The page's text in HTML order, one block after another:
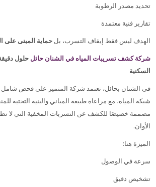
تحديد مصدر الرطوبة
تقارير فنية معتمدة
الهدف ليس فقط إيقاف التسرب، بل حماية المبنى على
شركة كشف تسريبات المياه في الشنان حائل حلول
السكنية
في الشنان بحائل، تعتمد شركة المتميز على فحص شامل
شبكة المياه، مع مراعاة طبيعة المباني والبنية التحتية
مصممة خصيصًا للكشف عن التسربات المخفية التي لا
الأوان.
الميزة هنا:
سرعة في الوصول
تشخيص دقيق